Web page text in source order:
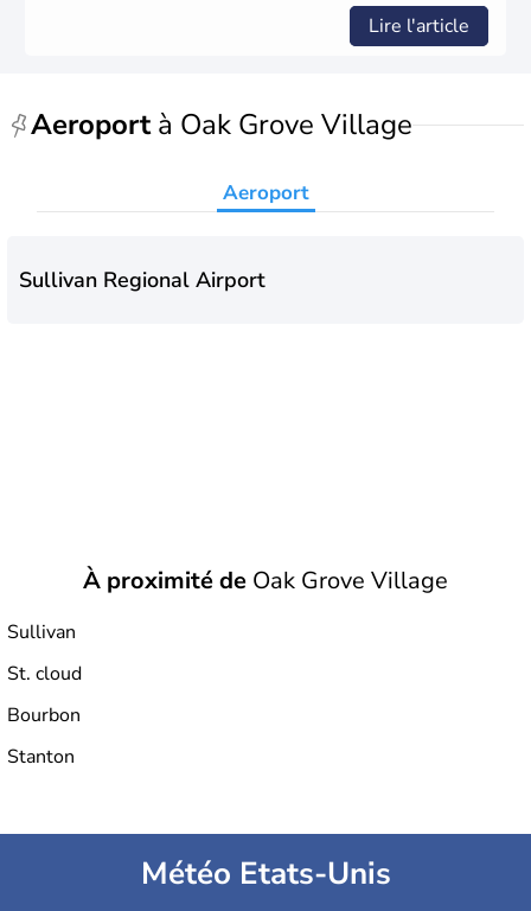
Lire l'article
Aeroportà Oak Grove Village
Aeroport
Sullivan Regional Airport
À proximité de Oak Grove Village
Sullivan
St. cloud
Bourbon
Stanton
Météo Etats-Unis